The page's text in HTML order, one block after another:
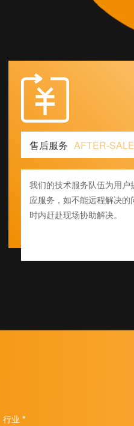
售后服务 AFTER-
我们的技术服务队伍为用
应服务，如不能远程解决
时内赶赴现场协助解决。
行业 *